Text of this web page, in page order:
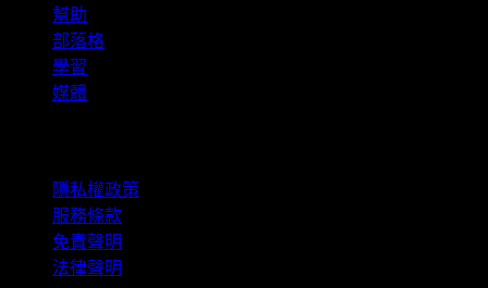
幫助
部落格
學習
媒體
隱私權政策
服務條款
免責聲明
法律聲明